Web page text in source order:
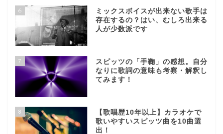
6
ミックスボイスが出来ない歌手は
存在するの？はい、むしろ出来る
人が少数派です
7
スピッツの「手鞠」の感想。自分
なりに歌詞の意味も考察・解釈し
てみます！
8
【歌唱歴10年以上】カラオケで
歌いやすいスピッツ曲を10曲選
出！